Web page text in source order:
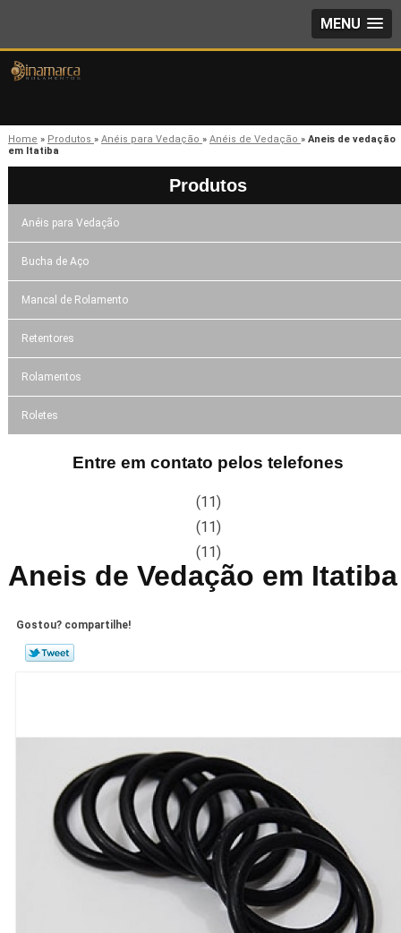
MENU
Home » Produtos » Anéis para Vedação » Anéis de Vedação » Aneis de vedação
em Itatiba
Produtos
Anéis para Vedação
Bucha de Aço
Mancal de Rolamento
Retentores
Rolamentos
Roletes
Entre em contato pelos telefones
(11)
(11)
(11)
Aneis de Vedação em Itatiba
Gostou? compartilhe!